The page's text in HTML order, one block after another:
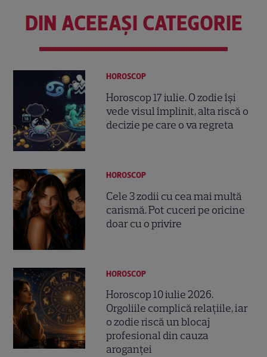
DIN ACEEAȘI CATEGORIE
HOROSCOP
Horoscop 17 iulie. O zodie își
vede visul împlinit, alta riscă o
decizie pe care o va regreta
HOROSCOP
Cele 3 zodii cu cea mai multă
carismă. Pot cuceri pe oricine
doar cu o privire
HOROSCOP
Horoscop 10 iulie 2026.
Orgoliile complică relațiile, iar
o zodie riscă un blocaj
profesional din cauza
aroganței